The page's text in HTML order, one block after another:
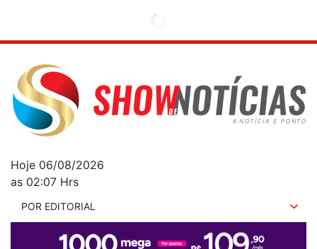
Hoje 06/08/2026
as 02:07 Hrs
POR EDITORIAL